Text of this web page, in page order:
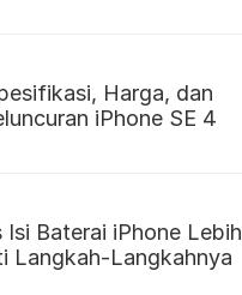
Harga, dan
iPhone SE 4
Isi Baterai iPhone Lebih
Langkah-Langkahnya